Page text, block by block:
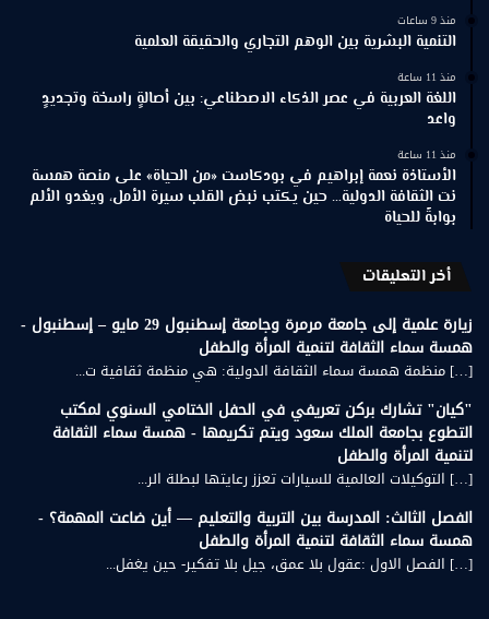
منذ 9 ساعات
التنمية البشرية بين الوهم التجاري والحقيقة العلمية
منذ 11 ساعة
اللغة العربية في عصر الذكاء الاصطناعي: بين أصالةٍ راسخة وتجديدٍ
واعد
منذ 11 ساعة
الأستاذة نعمة إبراهيم في بودكاست «من الحياة» على منصة همسة
نت الثقافة الدولية… حين يكتب نبض القلب سيرة الأمل، ويغدو الألم
بوابةً للحياة
أخر التعليقات
زيارة علمية إلى جامعة مرمرة وجامعة إسطنبول 29 مايو – إسطنبول -
همسة سماء الثقافة لتنمية المرأة والطفل
[…] منظمة همسة سماء الثقافة الدولية: هي منظمة ثقافية ت...
"كيان" تشارك بركن تعريفي في الحفل الختامي السنوي لمكتب
التطوع بجامعة الملك سعود ويتم تكريمها - همسة سماء الثقافة
لتنمية المرأة والطفل
[…] التوكيلات العالمية للسيارات تعزز رعايتها لبطلة الر...
الفصل الثالث: المدرسة بين التربية والتعليم — أين ضاعت المهمة؟ -
همسة سماء الثقافة لتنمية المرأة والطفل
[…] الفصل الاول :عقول بلا عمق، جيل بلا تفكير- حين يغفل...